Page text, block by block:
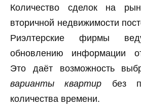
Количество сделок на
вторичной недвижимости
Риэлтерские фирмы
обновлению информации
Это даёт возможность
варианты квартир без
количества времени.